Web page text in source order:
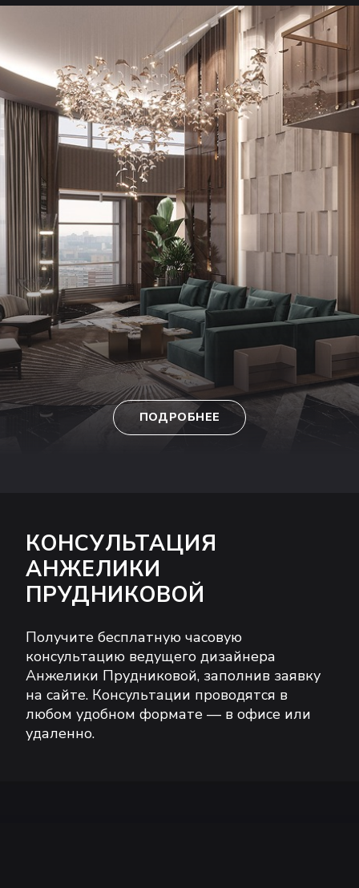
ПОДРОБНЕЕ
КОНСУЛЬТАЦИЯ
АНЖЕЛИКИ
ПРУДНИКОВОЙ
Получите бесплатную часовую
консультацию ведущего дизайнера
Анжелики Прудниковой, заполнив заявку
на сайте. Консультации проводятся в
любом удобном формате — в офисе или
удаленно.